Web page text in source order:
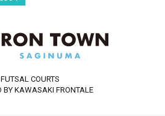
FUTSAL COURTS
BY KAWASAKI FRONTALE